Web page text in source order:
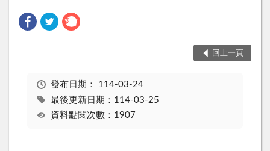
回上一頁
發布日期： 114-03-24
最後更新日期：114-03-25
資料點閱次數：1907